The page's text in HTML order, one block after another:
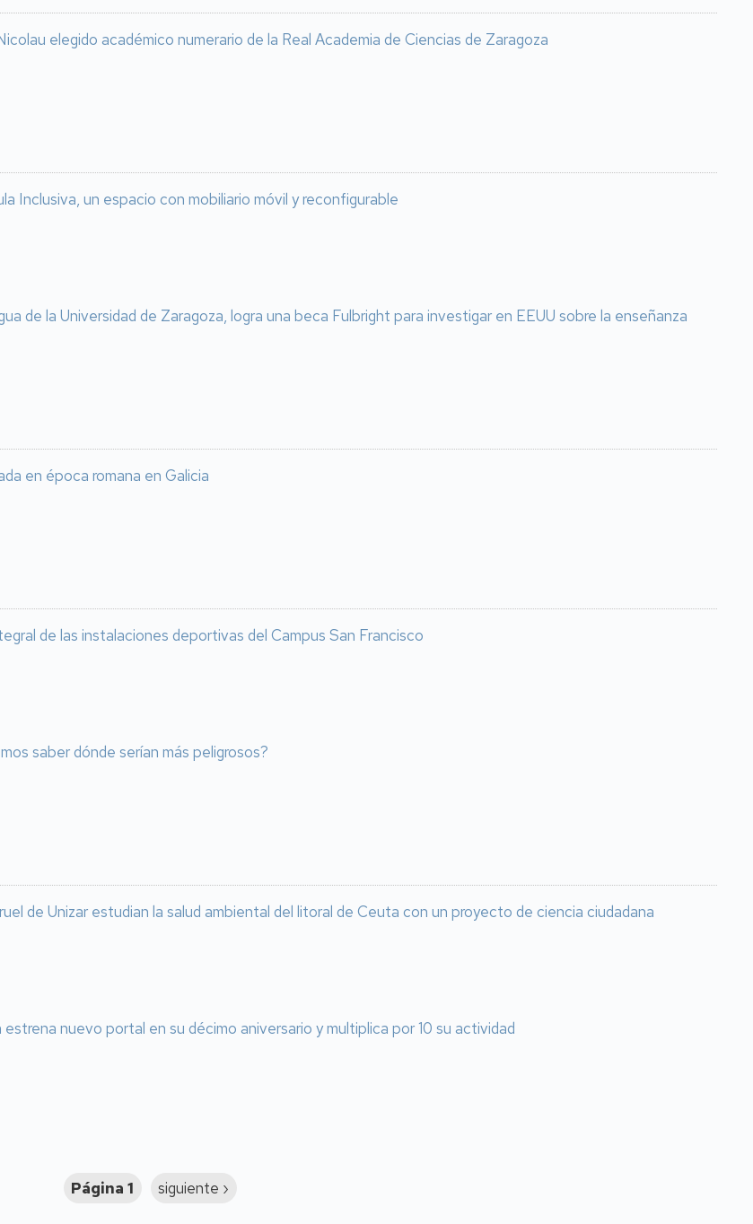
elegido académico numerario de la Real Academia de Ciencias de Zaragoza
Inclusiva, un espacio con mobiliario móvil y reconfigurable
de la Universidad de Zaragoza, logra una beca Fulbright para investigar en EEUU sobre la enseñanza
en época romana en Galicia
de las instalaciones deportivas del Campus San Francisco
saber dónde serían más peligrosos?
de Unizar estudian la salud ambiental del litoral de Ceuta con un proyecto de ciencia ciudadana
nuevo portal en su décimo aniversario y multiplica por 10 su actividad
Página 1
Siguiente
siguiente ›